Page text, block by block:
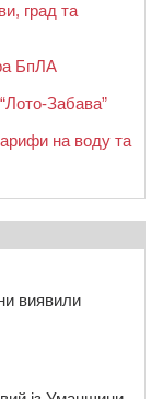
град та
БпЛА
Забава”
на воду та
виявили